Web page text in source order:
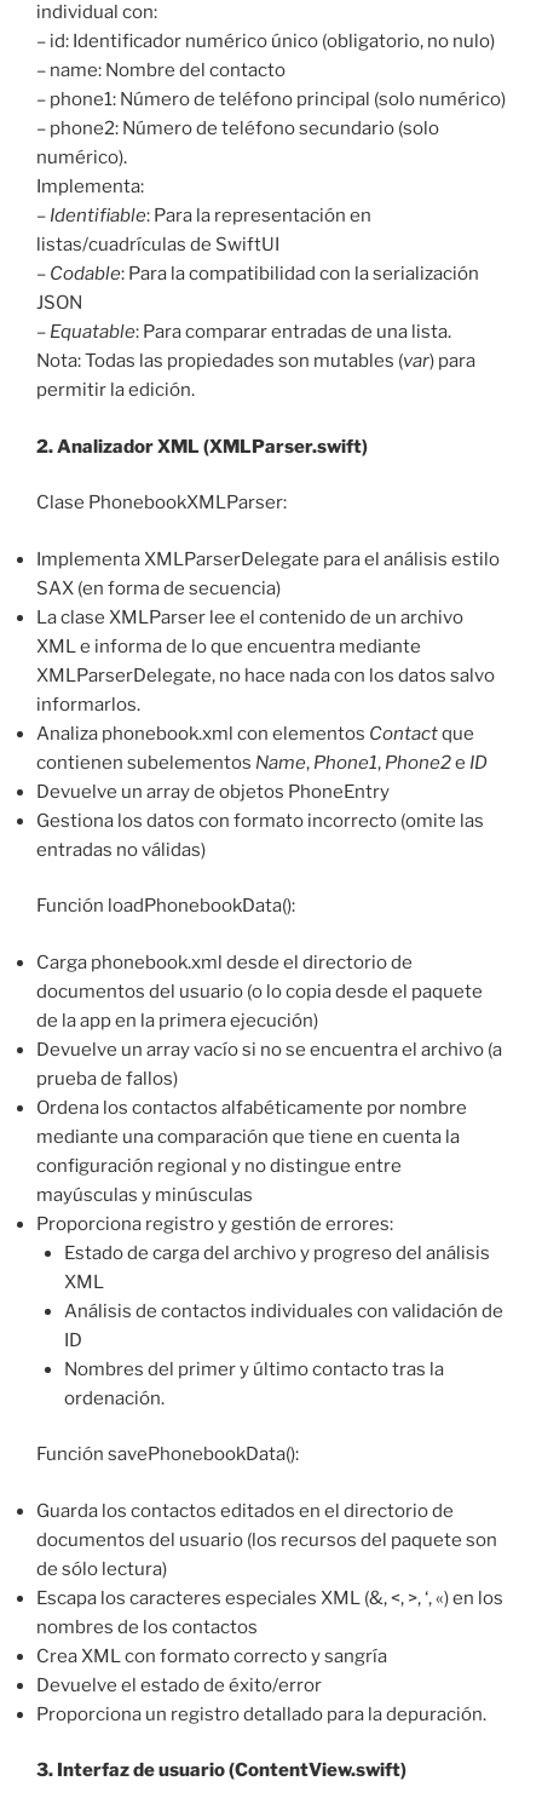
individual con:
– id: Identificador numérico único (obligatorio, no nulo)
– name: Nombre del contacto
– phone1: Número de teléfono principal (solo numérico)
– phone2: Número de teléfono secundario (solo
numérico).
Implementa:
– Identifiable: Para la representación en
listas/cuadrículas de SwiftUI
– Codable: Para la compatibilidad con la serialización
JSON
– Equatable: Para comparar entradas de una lista.
Nota: Todas las propiedades son mutables (var) para
permitir la edición.
2. Analizador XML (XMLParser.swift)
Clase PhonebookXMLParser:
Implementa XMLParserDelegate para el análisis estilo
SAX (en forma de secuencia)
La clase XMLParser lee el contenido de un archivo
XML e informa de lo que encuentra mediante
XMLParserDelegate, no hace nada con los datos salvo
informarlos.
Analiza phonebook.xml con elementos Contactque
contienen subelementos Name, Phone1, Phone2e ID
Devuelve un array de objetos PhoneEntry
Gestiona los datos con formato incorrecto (omite las
entradas no válidas)
Función loadPhonebookData():
Carga phonebook.xml desde el directorio de
documentos del usuario (o lo copia desde el paquete
de la app en la primera ejecución)
Devuelve un array vacío si no se encuentra el archivo (a
prueba de fallos)
Ordena los contactos alfabéticamente por nombre
mediante una comparación que tiene en cuenta la
configuración regional y no distingue entre
mayúsculas y minúsculas
Proporciona registro y gestión de errores:
Estado de carga del archivo y progreso del análisis
XML
Análisis de contactos individuales con validación de
ID
Nombres del primer y último contacto tras la
ordenación.
Función savePhonebookData():
Guarda los contactos editados en el directorio de
documentos del usuario (los recursos del paquete son
de sólo lectura)
Escapa los caracteres especiales XML (&, <, >, ‘, «) en los
nombres de los contactos
Crea XML con formato correcto y sangría
Devuelve el estado de éxito/error
Proporciona un registro detallado para la depuración.
3. Interfaz de usuario (ContentView.swift)